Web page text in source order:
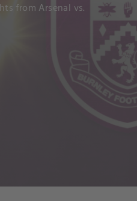
from Arsenal vs.